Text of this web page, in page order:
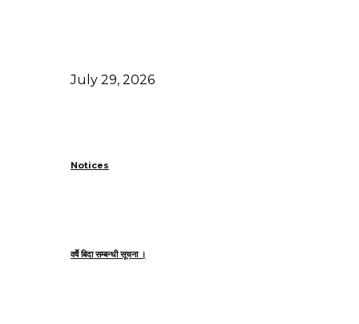
July 29, 2026
Notices
वर्षेे बिदा सम्बन्धी सूचना ।